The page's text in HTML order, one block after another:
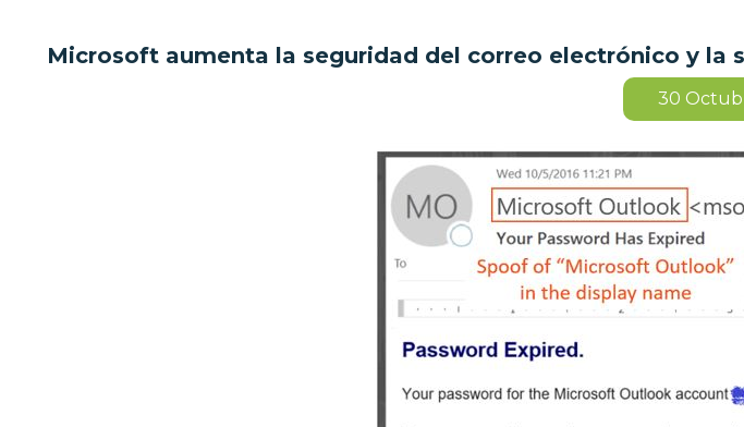
Microsoft aumenta la seguridad del correo electrónico y la
30